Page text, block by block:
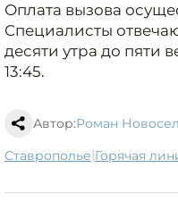
Оплата вызова
Специалисты
десяти утра до пяти
13:45.
Автор:Роман
Ставрополье| горячая